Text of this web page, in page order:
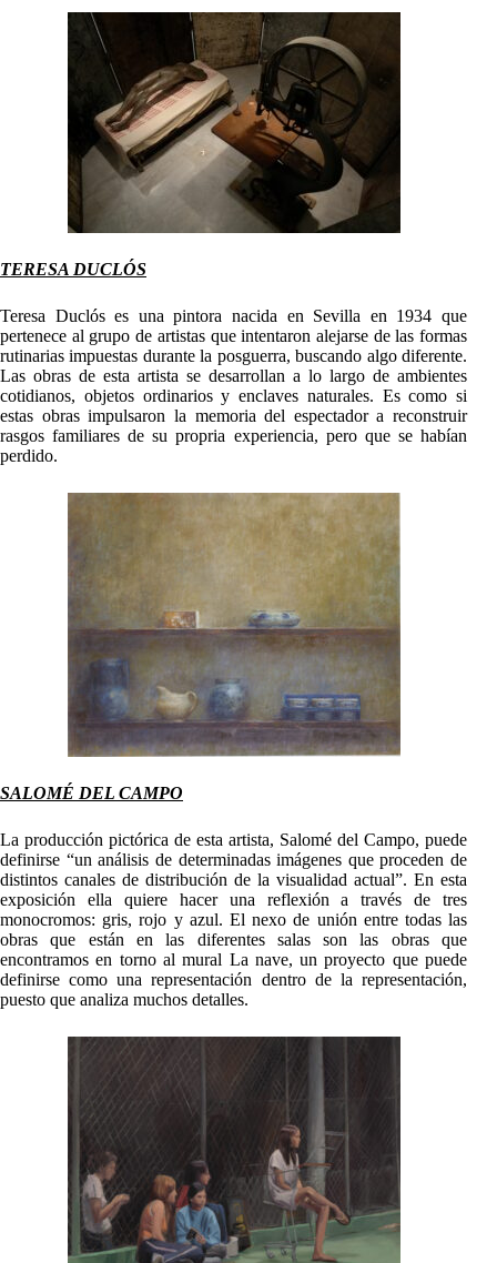
TERESA DUCLÓS
Teresa Duclós es una pintora nacida en Sevilla en 1934 que
pertenece al grupo de artistas que intentaron alejarse de las formas
rutinarias impuestas durante la posguerra, buscando algo diferente.
Las obras de esta artista se desarrollan a lo largo de ambientes
cotidianos, objetos ordinarios y enclaves naturales. Es como si
estas obras impulsaron la memoria del espectador a reconstruir
rasgos familiares de su propria experiencia, pero que se habían
perdido.
SALOMÉ DEL CAMPO
La producción pictórica de esta artista, Salomé del Campo, puede
definirse “un análisis de determinadas imágenes que proceden de
distintos canales de distribución de la visualidad actual”. En esta
exposición ella quiere hacer una reflexión a través de tres
monocromos: gris, rojo y azul. El nexo de unión entre todas las
obras que están en las diferentes salas son las obras que
encontramos en torno al mural La nave, un proyecto que puede
definirse como una representación dentro de la representación,
puesto que analiza muchos detalles.